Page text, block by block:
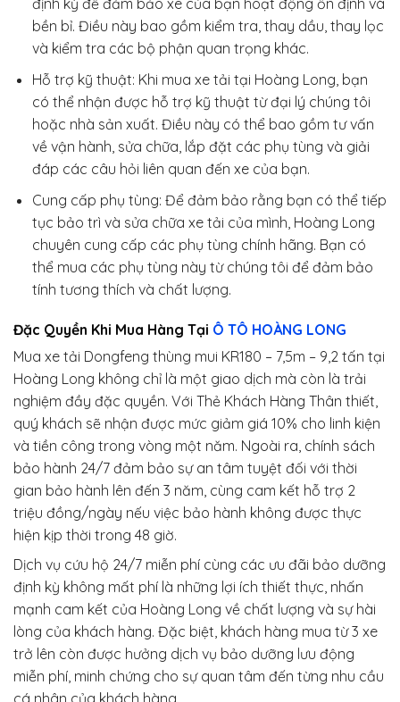
định kỳ để đảm bảo xe của bạn hoạt động ổn định và
bền bỉ. Điều này bao gồm kiểm tra, thay dầu, thay lọc
và kiểm tra các bộ phận quan trọng khác.
Hỗ trợ kỹ thuật: Khi mua xe tải tại Hoàng Long, bạn
có thể nhận được hỗ trợ kỹ thuật từ đại lý chúng tôi
hoặc nhà sản xuất. Điều này có thể bao gồm tư vấn
về vận hành, sửa chữa, lắp đặt các phụ tùng và giải
đáp các câu hỏi liên quan đến xe của bạn.
Cung cấp phụ tùng: Để đảm bảo rằng bạn có thể tiếp
tục bảo trì và sửa chữa xe tải của mình, Hoàng Long
chuyên cung cấp các phụ tùng chính hãng. Bạn có
thể mua các phụ tùng này từ chúng tôi để đảm bảo
tính tương thích và chất lượng.
Đặc Quyền Khi Mua Hàng Tại Ô TÔ HOÀNG LONG
Mua xe tải Dongfeng thùng mui KR180 – 7,5m – 9,2 tấn tại
Hoàng Long không chỉ là một giao dịch mà còn là trải
nghiệm đầy đặc quyền. Với Thẻ Khách Hàng Thân thiết,
quý khách sẽ nhận được mức giảm giá 10% cho linh kiện
và tiền công trong vòng một năm. Ngoài ra, chính sách
bảo hành 24/7 đảm bảo sự an tâm tuyệt đối với thời
gian bảo hành lên đến 3 năm, cùng cam kết hỗ trợ 2
triệu đồng/ngày nếu việc bảo hành không được thực
hiện kịp thời trong 48 giờ.
Dịch vụ cứu hộ 24/7 miễn phí cùng các ưu đãi bảo dưỡng
định kỳ không mất phí là những lợi ích thiết thực, nhấn
mạnh cam kết của Hoàng Long về chất lượng và sự hài
lòng của khách hàng. Đặc biệt, khách hàng mua từ 3 xe
trở lên còn được hưởng dịch vụ bảo dưỡng lưu động
miễn phí, minh chứng cho sự quan tâm đến từng nhu cầu